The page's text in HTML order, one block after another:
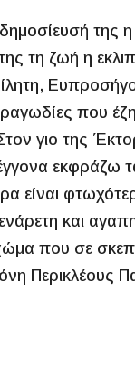
της
τη ζωή η
που
γιο της
είναι
και
που σε